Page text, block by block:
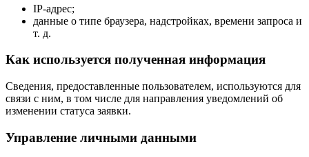
IP-адрес;
данные о типе браузера, надстройках, времени запроса и
т. д.
Как используется полученная информация
Сведения, предоставленные пользователем, используются для
связи с ним, в том числе для направления уведомлений об
изменении статуса заявки.
Управление личными данными